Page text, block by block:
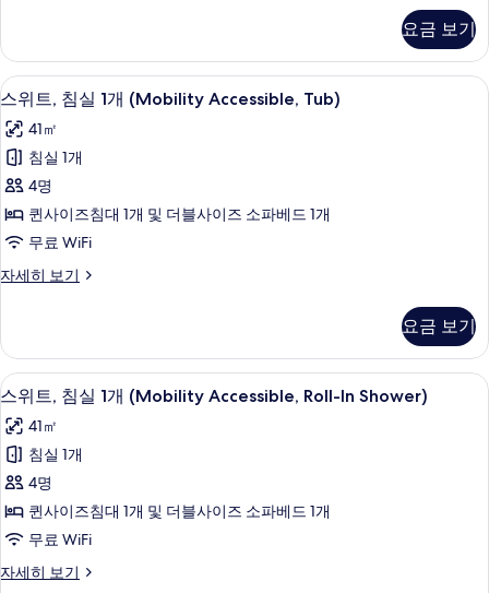
모
두
보
기
실
개
세
히
보
기
요금 보기
스
위
트,
침
실
1
개
(Mobility
사
진
모
두
보
기
샤워기/욕조 결합, 무료 세면용품, 헤
6
스위트, 침실 1개 (Mobility Accessible, Tub)
41㎡
침실 1개
4명
퀸사이즈침대 1개 및 더블사이즈 소파베드 1개
무료 WiFi
자세히 보기
스
실
개
(Mobility
Accessible,
Tub)
자
세
히
보
기
요금 보기
스
위
트,
침
실
1
개
(Mobility
샤워기/욕조 결합, 무료 세면용품, 헤
6
스위트, 침실 1개 (Mobility Accessible, Roll-In Shower)
41㎡
침실 1개
4명
퀸사이즈침대 1개 및 더블사이즈 소파베드 1개
무료 WiFi
자세히 보기
스